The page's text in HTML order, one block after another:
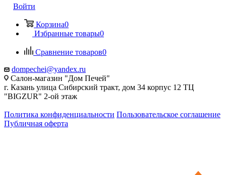
Войти
Корзина0
Избранные товары0
Сравнение товаров0
dompechei@yandex.ru
Салон-магазин "Дом Печей"
г. Казань улица Сибирский тракт, дом 34 корпус 12 ТЦ
"BIGZUR" 2-ой этаж
Политика конфиденциальности Пользовательское соглашение
Публичная оферта